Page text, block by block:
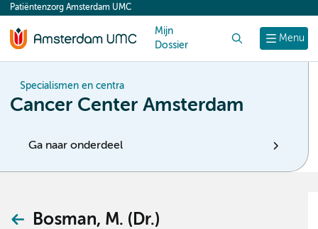
content
Menu
Patiëntenzorg Amsterdam UMC
Mijn
Dossier
Specialismen en centra
Cancer Center Amsterdam
Ga naar onderdeel
Bosman, M. (Dr.)